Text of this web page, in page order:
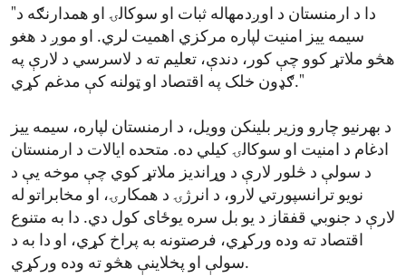
"دا د ارمنستان د اوږدمهاله ثبات او سوکالۍ او همدارنګه د
سیمه ییز امنیت لپاره مرکزي اهمیت لري. او موږ د هغو
هڅو ملاتړ کوو چې کور، دندې، تعلیم ته د لاسرسي د لارې په
ګډون خلک په اقتصاد او ټولنه کې مدغم کړي."
د بهرنیو چارو وزیر بلینکن وویل، د ارمنستان لپاره، سیمه ییز
ادغام د امنیت او سوکالۍ کیلي ده. متحده ایالات د ارمنستان
د سولې د څلور لارې د وړاندیز ملاتړ کوي چې موخه یې د
نویو ترانسپورتي لارو، د انرژۍ د همکارۍ، او مخابراتو له
لارې د جنوبي قفقاز د یو بل سره یوځای کول دي. دا به متنوع
اقتصاد ته وده ورکړي، فرصتونه به پراخ کړي، او دا به د
سولې او پخلاینې هڅو ته وده ورکړي.